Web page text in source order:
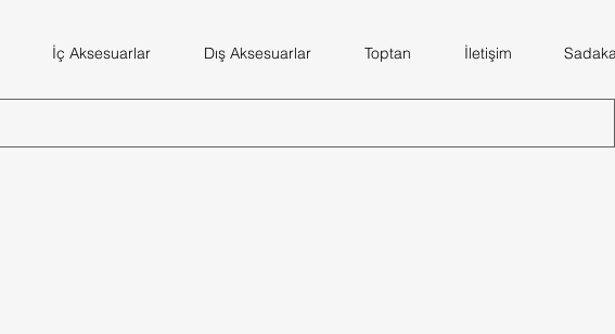
İç Aksesuarlar Dış Aksesuarlar Toptan İletişim